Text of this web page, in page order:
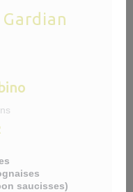
saucisses)